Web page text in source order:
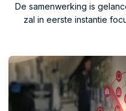
De samenwerking is
zal in eerste instantie